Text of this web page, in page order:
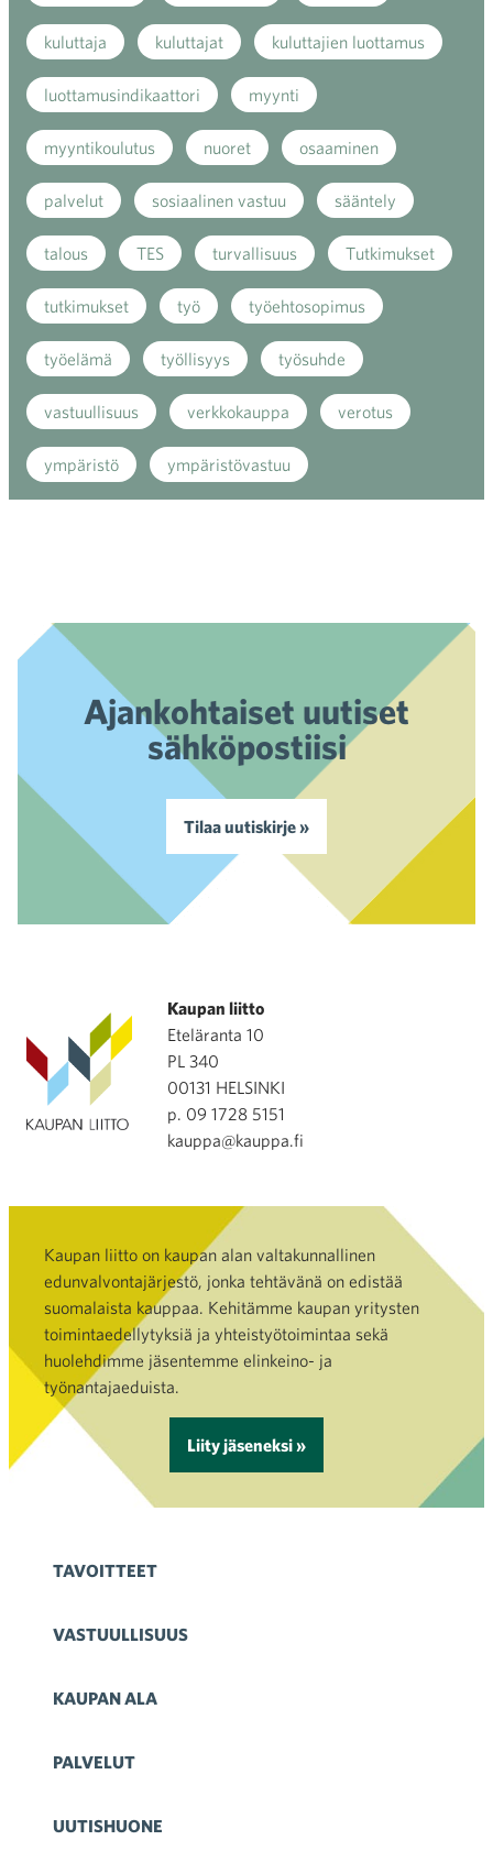
kuluttaja kuluttajat kuluttajien luottamus
luottamusindikaattori myynti
myyntikoulutus nuoret osaaminen
palvelut sosiaalinen vastuu sääntely
talous TES turvallisuus Tutkimukset
tutkimukset työ työehtosopimus
työelämä työllisyys työsuhde
vastuullisuus verkkokauppa verotus
ympäristö ympäristövastuu
Ajankohtaiset uutiset
sähköpostiisi
Tilaa uutiskirje »
Kaupan liitto
Eteläranta 10
PL 340
00131 HELSINKI
p. 09 1728 5151
kauppa@kauppa.fi
Kaupan liitto on kaupan alan valtakunnallinen
edunvalvontajärjestö, jonka tehtävänä on edistää
suomalaista kauppaa. Kehitämme kaupan yritysten
toimintaedellytyksiä ja yhteistyötoimintaa sekä
huolehdimme jäsentemme elinkeino- ja
työnantajaeduista.
Liity jäseneksi »
TAVOITTEET
VASTUULLISUUS
KAUPAN ALA
PALVELUT
UUTISHUONE